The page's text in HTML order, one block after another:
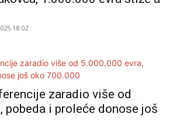
18:02
zaradio više od
pobeda i proleće donose još